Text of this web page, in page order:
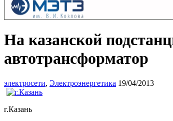
На казанской
автотрансформатор
электросети, Электроэнергетика 19/04/2013
г.Казань